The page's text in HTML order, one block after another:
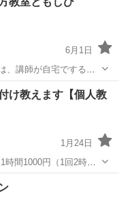
期間で着物が着られる
6月1日
講師が自宅でする個
へのお誘いはいっさい
の都合が良い時間に来
け教えます【個人教
1月24日
間1000円（1回2時間
付とします。 3.当日ご